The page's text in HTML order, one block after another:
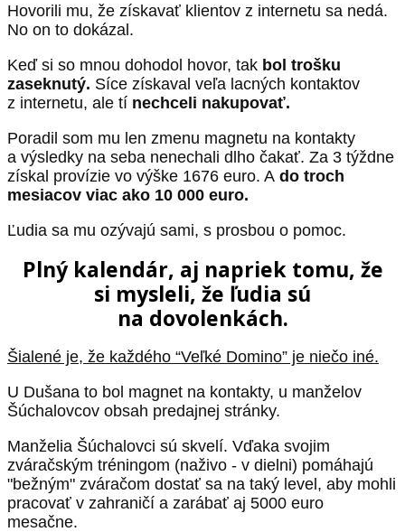
Hovorili mu, že získavať klientov z internetu sa nedá.
No on to dokázal.
Keď si so mnou dohodol hovor, tak bol trošku
zaseknutý. Síce získaval veľa lacných kontaktov
z internetu, ale tí nechceli nakupovať.
Poradil som mu len zmenu magnetu na kontakty
a výsledky na seba nenechali dlho čakať. Za 3 týždne
získal provízie vo výške 1676 euro. A do troch
mesiacov viac ako 10 000 euro.
Ľudia sa mu ozývajú sami, s prosbou o pomoc.
Plný kalendár, aj napriek tomu, že
si mysleli, že ľudia sú
na dovolenkách.
Šialené je, že každého “Veľké Domino” je niečo iné.
U Dušana to bol magnet na kontakty, u manželov
Šúchalovcov obsah predajnej stránky.
Manželia Šúchalovci sú skvelí. Vďaka svojim
zváračským tréningom (naživo - v dielni) pomáhajú
"bežným" zváračom dostať sa na taký level, aby mohli
pracovať v zahraničí a zarábať aj 5000 euro
mesačne.